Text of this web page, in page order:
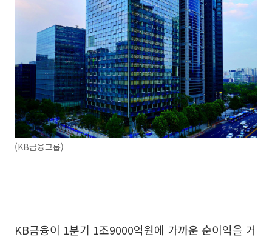
(KB금융그룹)
KB금융이 1분기 1조9000억원에 가까운 순이익을 거